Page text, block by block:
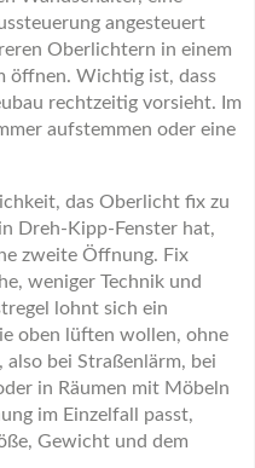
angesteuert
Oberlichtern in einem
öffnen. Wichtig ist, dass
rechtzeitig vorsieht. Im
aufstemmen oder eine
das Oberlicht fix zu
Dreh-Kipp-Fenster hat,
zweite Öffnung. Fix
weniger Technik und
lohnt sich ein
oben lüften wollen, ohne
also bei Straßenlärm, bei
in Räumen mit Möbeln
im Einzelfall passt,
Gewicht und dem